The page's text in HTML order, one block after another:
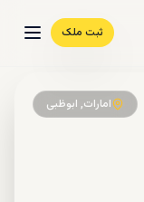
ثبت ملک
امارات, ابوظبی